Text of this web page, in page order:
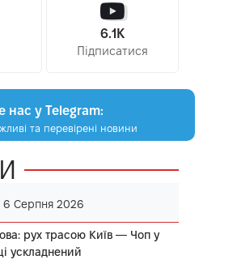
6.1K
Підписатися
нас у Telegram:
та перевірені новини
6 Серпня 2026
рух трасою Київ — Чоп у
ускладнений